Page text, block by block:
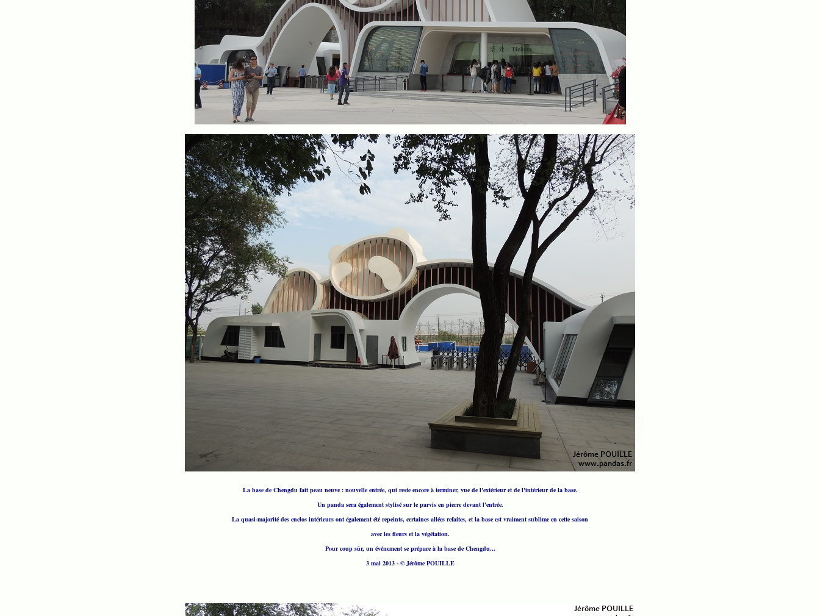
La base de Chengdu fait peau neuve : nouvelle entrée, qui reste encore à terminer, vue de l'extérieur et de l'intérieur de la base.
Un panda sera également stylisé sur le parvis en pierre devant l'entrée.
La quasi-majorité des enclos intérieurs ont également été repeints, certaines allées refaites, et la base est vraiment sublime en cette saison
avec les fleurs et la végétation.
Pour coup sûr, un événement se prépare à la base de Chengdu...
3 mai 2013 - © Jérôme POUILLE